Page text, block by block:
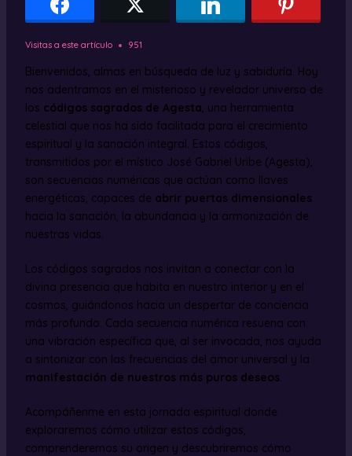
Visitas a este artículo 951
Bienvenidos, almas en búsqueda de luz y sabiduría. Hoy
nos adentramos en el misterioso y revelador universo de
los códigos sagrados de Agesta, una herramienta
celestial que nos ha sido facilitada para el crecimiento
espiritual y la sanación integral. Estos códigos,
transmitidos por el místico José Gabriel Uribe (Agesta),
son secuencias numéricas que actúan como llaves
energéticas, capaces de abrir puertas dimensionales
hacia la sanación, la abundancia y la armonización de
nuestras vidas.
Los códigos sagrados nos invitan a conectar con la
divina presencia que habita en nuestro interior y en el
cosmos, guiándonos hacia un despertar de conciencia
más profundo. Cada secuencia numérica resuena con
una vibración específica que, al ser invocada, nos ayuda
a sintonizar con las frecuencias del amor universal y la
manifestación de nuestros más puros deseos.
Acompáñenme en esta jornada espiritual donde
exploraremos cómo utilizar estos códigos,
comprenderemos su origen y descubriremos cómo